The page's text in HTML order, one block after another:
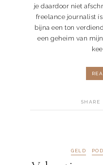
je daardoor niet
freelance journalist
bijna een ton
een geheim van
SHARE
GELD